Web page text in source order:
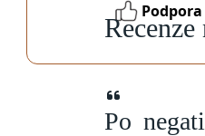
Recenze
Po